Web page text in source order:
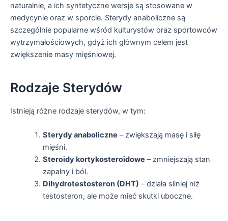
naturalnie, a ich syntetyczne wersje są stosowane w
medycynie oraz w sporcie. Sterydy anaboliczne są
szczególnie popularne wśród kulturystów oraz sportowców
wytrzymałościowych, gdyż ich głównym celem jest
zwiększenie masy mięśniowej.
Rodzaje Sterydów
Istnieją różne rodzaje sterydów, w tym:
Sterydy anaboliczne – zwiększają masę i siłę
mięśni.
Steroidy kortykosteroidowe – zmniejszają stan
zapalny i ból.
Dihydrotestosteron (DHT) – działa silniej niż
testosteron, ale może mieć skutki uboczne.